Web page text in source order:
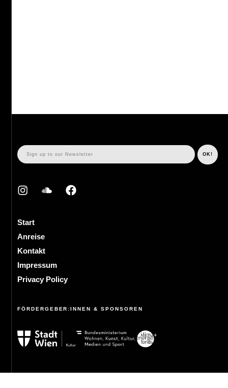
Start
Anreise
Kontakt
Impressum
Privacy Policy
FÖRDERGEBER:INNEN & SPONSOREN